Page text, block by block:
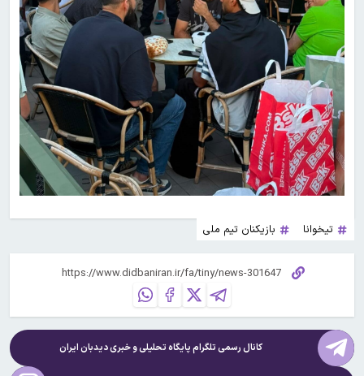
تیخوانا بازیکنان تیم ملی
کانال رسمی تلگرام پایگاه تحلیلی و خبریدیدبان ایران